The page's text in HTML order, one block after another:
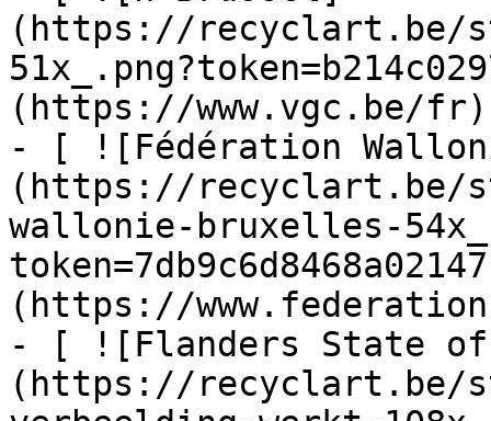
(https://recyclart.be/
(https://www.vgc.be/fr)
- [ ![Fédération
(https://recyclart.be/
wallonie-bruxelles-
(https://
- [ ![Flanders State
(https://recyclart.be/